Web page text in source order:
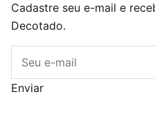
Cadastre seu e-mail e
Decotado.
Enviar